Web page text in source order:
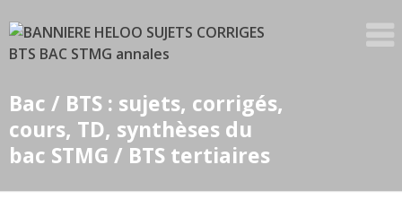
to
content
Bac / BTS : sujets, corrigés,
cours, TD, synthèses du
bac STMG / BTS tertiaires